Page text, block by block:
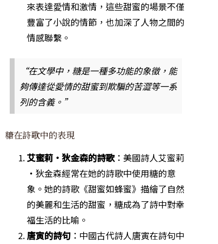
來表達愛情和激情，這些甜蜜的場景不僅
豐富了小說的情節，也加深了人物之間的
情感聯繫。
“在文學中，糖是一種多功能的象徵，能
夠傳達從愛情的甜蜜到欺騙的苦澀等一系
列的含義。”
糖在詩歌中的表現
艾蜜莉·狄金森的詩歌：美國詩人艾蜜莉
·狄金森經常在她的詩歌中使用糖的意
象。她的詩歌《甜蜜如蜂蜜》描繪了自然
的美麗和生活的甜蜜，糖成為了詩中對幸
福生活的比喻。
唐寅的詩句 ：中國古代詩人唐寅在詩句中